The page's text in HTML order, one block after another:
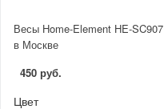
Весы Home-Element HE-SC907
в Москве
450 руб.
Цвет